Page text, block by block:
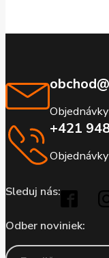
Objednávky
+421
Objednávky
Sleduj nás:
Odber noviniek: